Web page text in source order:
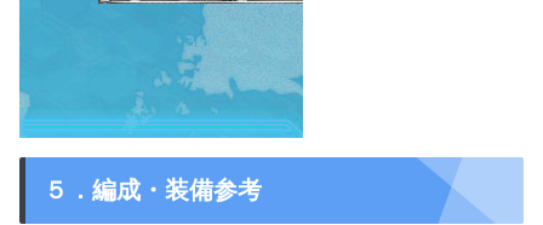
５．編成・装備参考